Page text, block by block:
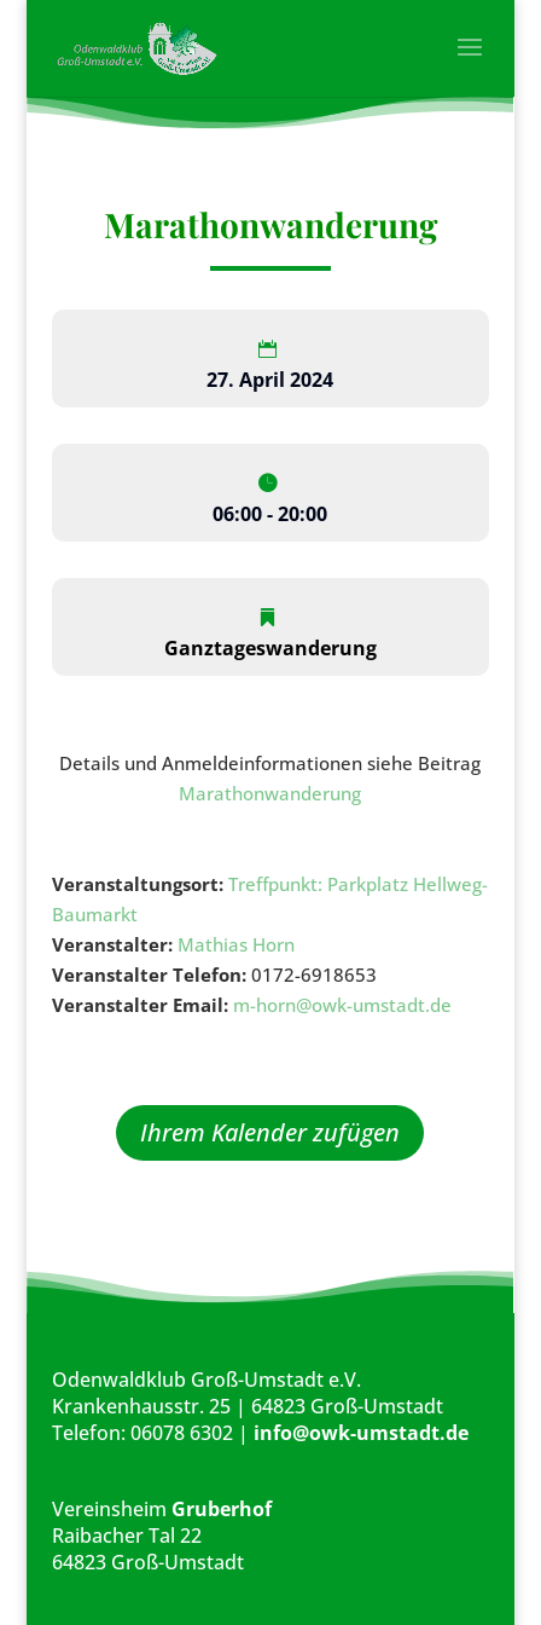
Marathonwanderung
27. April 2024
06:00 - 20:00
Ganztageswanderung
Details und Anmeldeinformationen siehe Beitrag
Marathonwanderung
Veranstaltungsort: Treffpunkt: Parkplatz Hellweg-
Baumarkt
Veranstalter: Mathias Horn
Veranstalter Telefon: 0172-6918653
Veranstalter Email: m-horn@owk-umstadt.de
Ihrem Kalender zufügen
Odenwaldklub Groß-Umstadt e.V.
Krankenhausstr. 25 | 64823 Groß-Umstadt
Telefon: 06078 6302 | info@owk-umstadt.de
Vereinsheim Gruberhof
Raibacher Tal 22
64823 Groß-Umstadt